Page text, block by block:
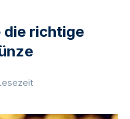
die richtige